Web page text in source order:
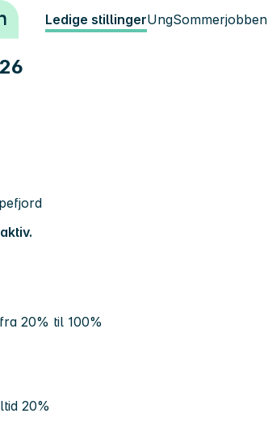
Ledige stillingerUngSommerjobben
20% til 100%
20%